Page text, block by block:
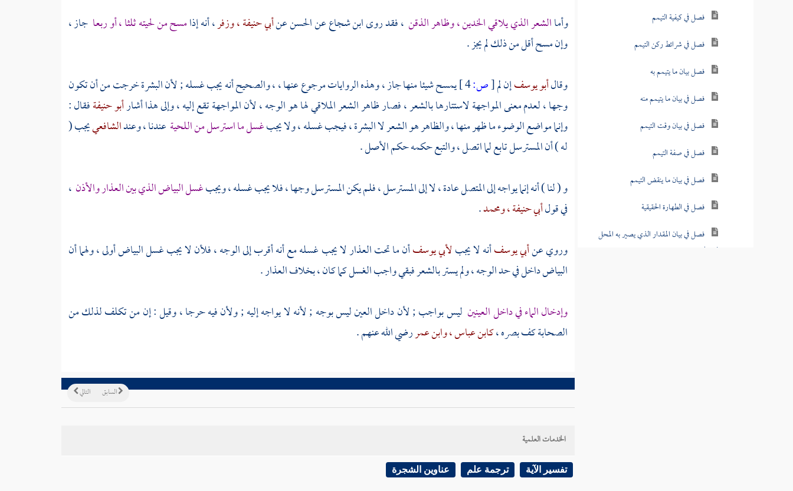
فصل في كيفية التيمم
فصل في شرائط ركن التيمم
فصل بيان ما يتيمم به
فصل في بيان ما يتيمم منه
فصل في بيان وقت التيمم
فصل في صفة التيمم
فصل في بيان ما ينقض التيمم
فصل في الطهارة الحقيقية
فصل في بيان المقدار الذي يصير به المحل
نجسا
وأماالشعر الذي يلاقي الخدين ، وظاهر الذقن ، فقد روىابن شجاععنالحسنعنأبي حنيفة، وزفر، أنه إذامسح من لحيته ثلثا ، أو ربعا جاز ،
وإن مسح أقل من ذلك لم يجز .
وقالأبو يوسفإن لم[ص:4 ]
يمسح شيئا منها جاز ، وهذه الروايات مرجوع عنها ، ، والصحيح أنه يجب غسله ; لأن البشرة خرجت من أن تكون
وجها ، لعدم معنى المواجهة لاستتارها بالشعر ، فصار ظاهر الشعر الملاقي لها هو الوجه ، لأن المواجهة تقع إليه ، وإلى هذا أشارأبو حنيفةفقال :
وإنما مواضع الوضوء ما ظهر منها ، والظاهر هو الشعر لا البشرة ، فيجب غسله ، ولا يجبغسل ما استرسل من اللحية عندنا ، وعندالشافعييجب (
له ) أن المسترسل تابع لما اتصل ، والتبع حكمه حكم الأصل .
و ( لنا ) أنه إنما يواجه إلى المتصل عادة ، لا إلى المسترسل ، فلم يكن المسترسل وجها ، فلا يجب غسله ، ويجبغسل البياض الذي بين العذار والأذن ،
في قولأبي حنيفة، ومحمد.
وروي عنأبي يوسفأنه لا يجبلأبي يوسفأن ما تحت العذار لا يجب غسله مع أنه أقرب إلى الوجه ، فلأن لا يجب غسل البياض أولى ، ولهما أن
البياض داخل في حد الوجه ، ولم يستر بالشعر فبقي واجب الغسل كما كان ، بخلاف العذار .
وإدخال الماء في داخل العينين ليس بواجب ; لأن داخل العين ليس بوجه ; لأنه لا يواجه إليه ; ولأن فيه حرجا ، وقيل : إن من تكلف لذلك من
الصحابة كف بصره ،كابن عباس، وابن عمررضي الله عنهم .
التالي السابق
الخدمات العلمية
تفسير الآية ترجمة علم عناوين الشجرة